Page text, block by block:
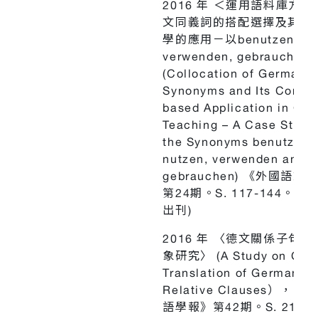
2016 年 ＜運用語料庫方法
文同義詞的搭配選擇及其在
學的應用－以benutzen,
verwenden, gebrauchen
(Collocation of German
Synonyms and Its
based Application in
Teaching – A Case Study
the Synonyms benutzen,
nutzen, verwenden and
gebrauchen) 《外國語文
第24期。S. 117-144。
出刊)
2016 年 〈德文關係子句的
象研究〉 (A Study on
Translation of German
Relative Clauses），《
語學報》第42期。S. 21-